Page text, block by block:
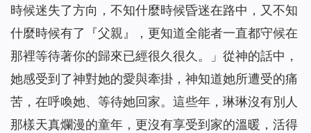
時候迷失了方向，不知什麼時候昏迷在路中，又不知
什麼時候有了『父親』，更知道全能者一直都守候在
那裡等待著你的歸來已經很久很久。
」從神的話中，
她感受到了神對她的愛與牽掛，神知道她所遭受的痛
苦，在呼喚她、等待她回家。這些年，琳琳沒有別人
那樣天真爛漫的童年，更沒有享受到家的溫暖，活得